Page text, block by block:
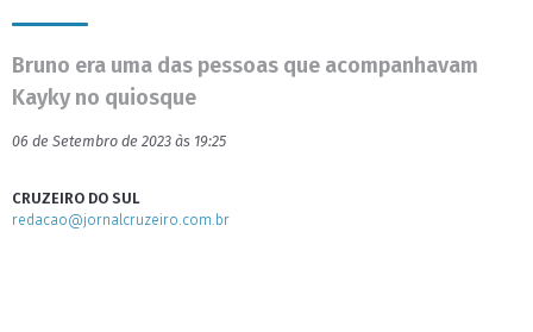
Bruno era uma das pessoas que acompanhavam
Kayky no quiosque
06 de Setembro de 2023 às 19:25
CRUZEIRO DO SUL
redacao@jornalcruzeiro.com.br